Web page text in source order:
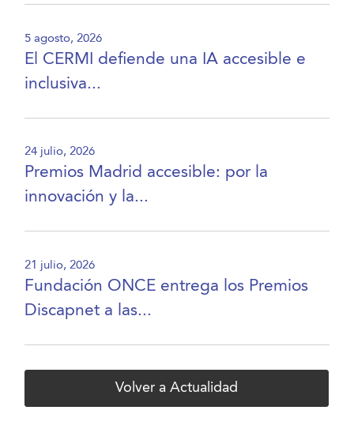
5 agosto, 2026
El CERMI defiende una IA accesible e
inclusiva...
24 julio, 2026
Premios Madrid accesible: por la
innovación y la...
21 julio, 2026
Fundación ONCE entrega los Premios
Discapnet a las...
Volver a Actualidad